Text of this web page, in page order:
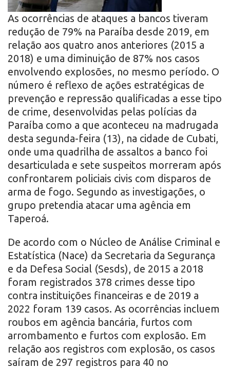
As ocorrências de ataques a bancos tiveram
redução de 79% na Paraíba desde 2019, em
relação aos quatro anos anteriores (2015 a
2018) e uma diminuição de 87% nos casos
envolvendo explosões, no mesmo período. O
número é reflexo de ações estratégicas de
prevenção e repressão qualificadas a esse tipo
de crime, desenvolvidas pelas polícias da
Paraíba como a que aconteceu na madrugada
desta segunda-feira (13), na cidade de Cubati,
onde uma quadrilha de assaltos a banco foi
desarticulada e sete suspeitos morreram após
confrontarem policiais civis com disparos de
arma de fogo. Segundo as investigações, o
grupo pretendia atacar uma agência em
Taperoá.
De acordo com o Núcleo de Análise Criminal e
Estatística (Nace) da Secretaria da Segurança
e da Defesa Social (Sesds), de 2015 a 2018
foram registrados 378 crimes desse tipo
contra instituições financeiras e de 2019 a
2022 foram 139 casos. As ocorrências incluem
roubos em agência bancária, furtos com
arrombamento e furtos com explosão. Em
relação aos registros com explosão, os casos
saíram de 297 registros para 40 no